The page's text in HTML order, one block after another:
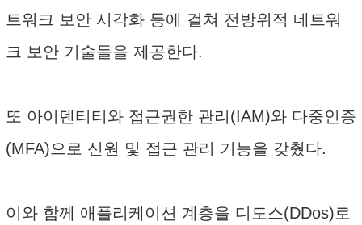
트워크 보안 시각화 등에 걸쳐 전방위적 네트워
크 보안 기술들을 제공한다.
또 아이덴티티와 접근권한 관리(IAM)와 다중인증
(MFA)으로 신원 및 접근 관리 기능을 갖췄다.
이와 함께 애플리케이션 계층을 디도스(DDos)로